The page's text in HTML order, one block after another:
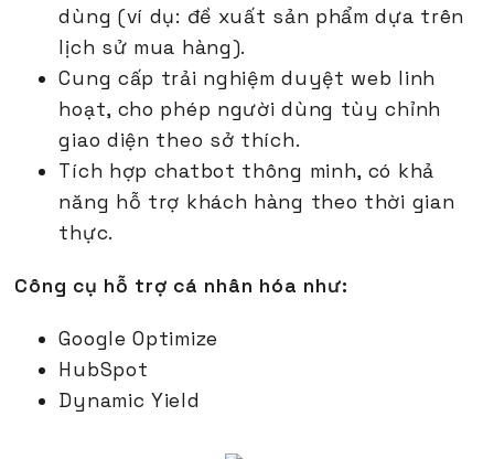
dùng (ví dụ: đề xuất sản phẩm dựa trên
lịch sử mua hàng).
Cung cấp trải nghiệm duyệt web linh
hoạt, cho phép người dùng tùy chỉnh
giao diện theo sở thích.
Tích hợp chatbot thông minh, có khả
năng hỗ trợ khách hàng theo thời gian
thực.
Công cụ hỗ trợ cá nhân hóa như:
Google Optimize
HubSpot
Dynamic Yield